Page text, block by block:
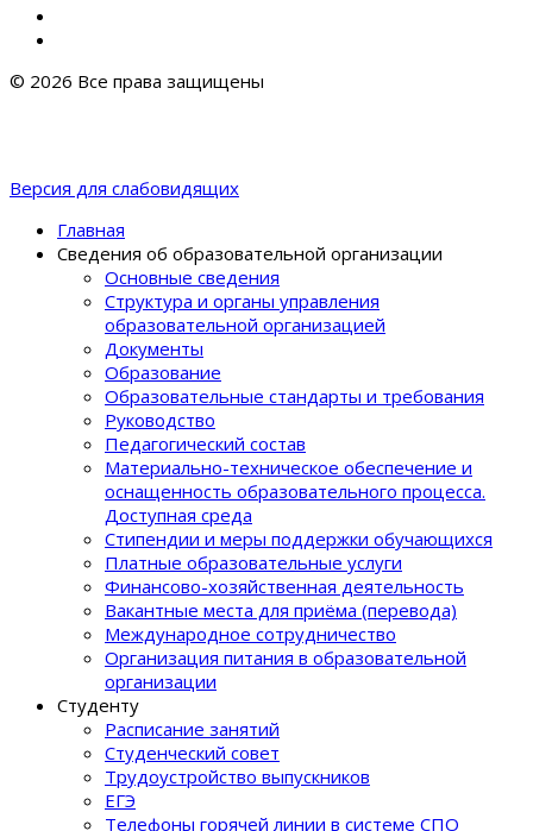
© 2026 Все права защищены
Версия для слабовидящих
Главная
Сведения об образовательной организации
Основные сведения
Структура и органы управления
образовательной организацией
Документы
Образование
Образовательные стандарты и требования
Руководство
Педагогический состав
Материально-техническое обеспечение и
оснащенность образовательного процеcса.
Доступная среда
Стипендии и меры поддержки обучающихся
Платные образовательные услуги
Финансово-хозяйственная деятельность
Вакантные места для приёма (перевода)
Международное сотрудничество
Организация питания в образовательной
организации
Студенту
Расписание занятий
Студенческий совет
Трудоустройство выпускников
ЕГЭ
Телефоны горячей линии в системе СПО